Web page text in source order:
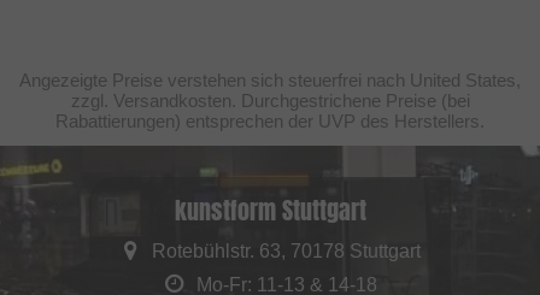
Angezeigte Preise verstehen sich steuerfrei nach United States,
zzgl. Versandkosten. Durchgestrichene Preise (bei
Rabattierungen) entsprechen der UVP des Herstellers.
kunstform Stuttgart
Rotebühlstr. 63, 70178 Stuttgart
Mo-Fr: 11-13 & 14-18